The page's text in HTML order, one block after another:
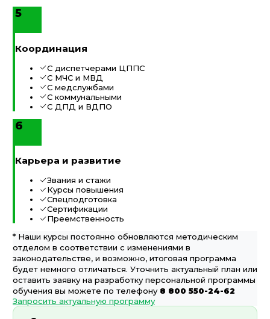
5
Координация
С диспетчерами ЦППС
С МЧС и МВД
С медслужбами
С коммунальными
С ДПД и ВДПО
6
Карьера и развитие
Звания и стажи
Курсы повышения
Спецподготовка
Сертификации
Преемственность
* Наши курсы постоянно обновляются методическим
отделом в соответствии с изменениями в
законодательстве, и возможно, итоговая программа
будет немного отличаться. Уточнить актуальный план или
оставить заявку на разработку персональной программы
обучения вы можете по телефону 8 800 550-24-62
Запросить актуальную программу